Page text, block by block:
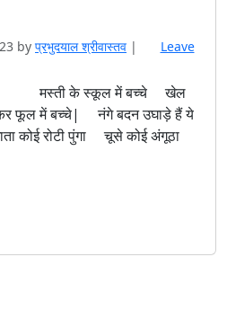
by प्रभुदयाल श्रीवास्तव |
Leave
मस्ती के स्कूल में बच्चे खेल
फूल में बच्चे| नंगे बदन उघाड़े हैं ये
कोई रोटी पुंगा चूसे कोई अंगूठा